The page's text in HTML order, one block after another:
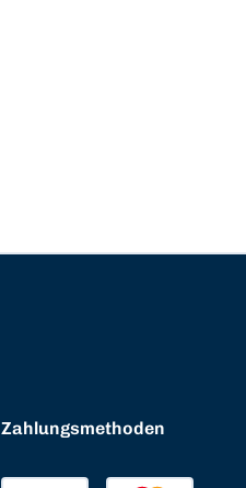
Zahlungsmethoden